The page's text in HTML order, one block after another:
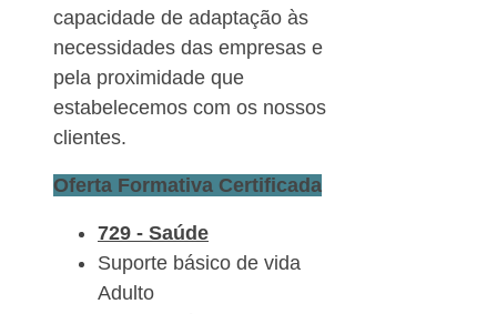
capacidade de adaptação às
necessidades das empresas e
pela proximidade que
estabelecemos com os nossos
clientes.
Oferta Formativa Certificada
729 - Saúde
Suporte básico de vida
Adulto